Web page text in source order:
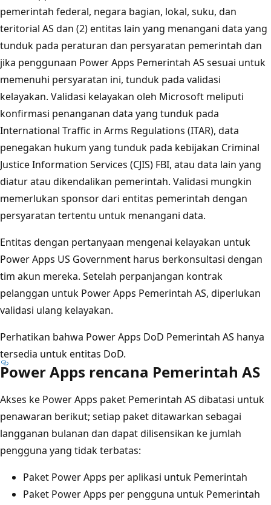
pemerintah federal, negara bagian, lokal, suku, dan
teritorial AS dan (2) entitas lain yang menangani data yang
tunduk pada peraturan dan persyaratan pemerintah dan
jika penggunaan Power Apps Pemerintah AS sesuai untuk
memenuhi persyaratan ini, tunduk pada validasi
kelayakan. Validasi kelayakan oleh Microsoft meliputi
konfirmasi penanganan data yang tunduk pada
International Traffic in Arms Regulations (ITAR), data
penegakan hukum yang tunduk pada kebijakan Criminal
Justice Information Services (CJIS) FBI, atau data lain yang
diatur atau dikendalikan pemerintah. Validasi mungkin
memerlukan sponsor dari entitas pemerintah dengan
persyaratan tertentu untuk menangani data.
Entitas dengan pertanyaan mengenai kelayakan untuk
Power Apps US Government harus berkonsultasi dengan
tim akun mereka. Setelah perpanjangan kontrak
pelanggan untuk Power Apps Pemerintah AS, diperlukan
validasi ulang kelayakan.
Perhatikan bahwa Power Apps DoD Pemerintah AS hanya
tersedia untuk entitas DoD.
Power Apps rencana Pemerintah AS
Akses ke Power Apps paket Pemerintah AS dibatasi untuk
penawaran berikut; setiap paket ditawarkan sebagai
langganan bulanan dan dapat dilisensikan ke jumlah
pengguna yang tidak terbatas:
Paket Power Apps per aplikasi untuk Pemerintah
Paket Power Apps per pengguna untuk Pemerintah